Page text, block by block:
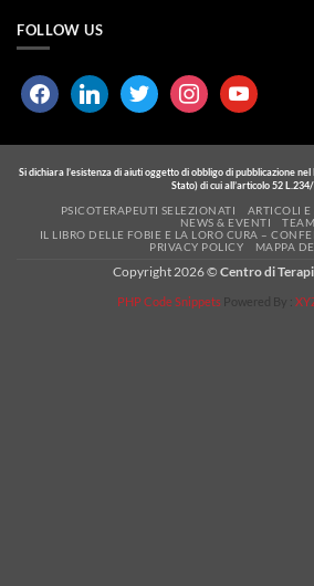
FOLLOW US
facebooklinkedin twitter instagramyoutube
Si dichiara l’esistenza di aiuti oggetto di obbligo di pubblicazione
Stato) di cui all’articolo 52
PSICOTERAPEUTI SELEZIONATI
ARTICOLI
NEWS & EVENTI
TEAM
IL LIBRO DELLE FOBIE E LA LORO CURA –
PRIVACY POLICY
MAPPA
Copyright 2026 © Centro di
PHP Code SnippetsPowered By :